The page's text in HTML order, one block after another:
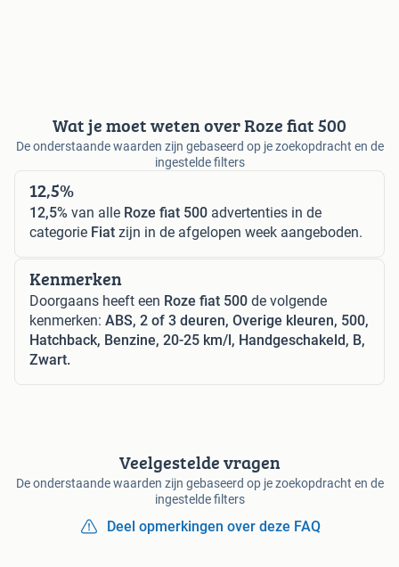
Wat je moet weten over Roze fiat 500
De onderstaande waarden zijn gebaseerd op je zoekopdracht en de
ingestelde filters
12,5%
12,5% van alle Roze fiat 500 advertenties in de
categorie Fiat zijn in de afgelopen week aangeboden.
Kenmerken
Doorgaans heeft een Roze fiat 500 de volgende
kenmerken: ABS, 2 of 3 deuren, Overige kleuren, 500,
Hatchback, Benzine, 20-25 km/l, Handgeschakeld, B,
Zwart.
Veelgestelde vragen
De onderstaande waarden zijn gebaseerd op je zoekopdracht en de
ingestelde filters
Deel opmerkingen over deze FAQ